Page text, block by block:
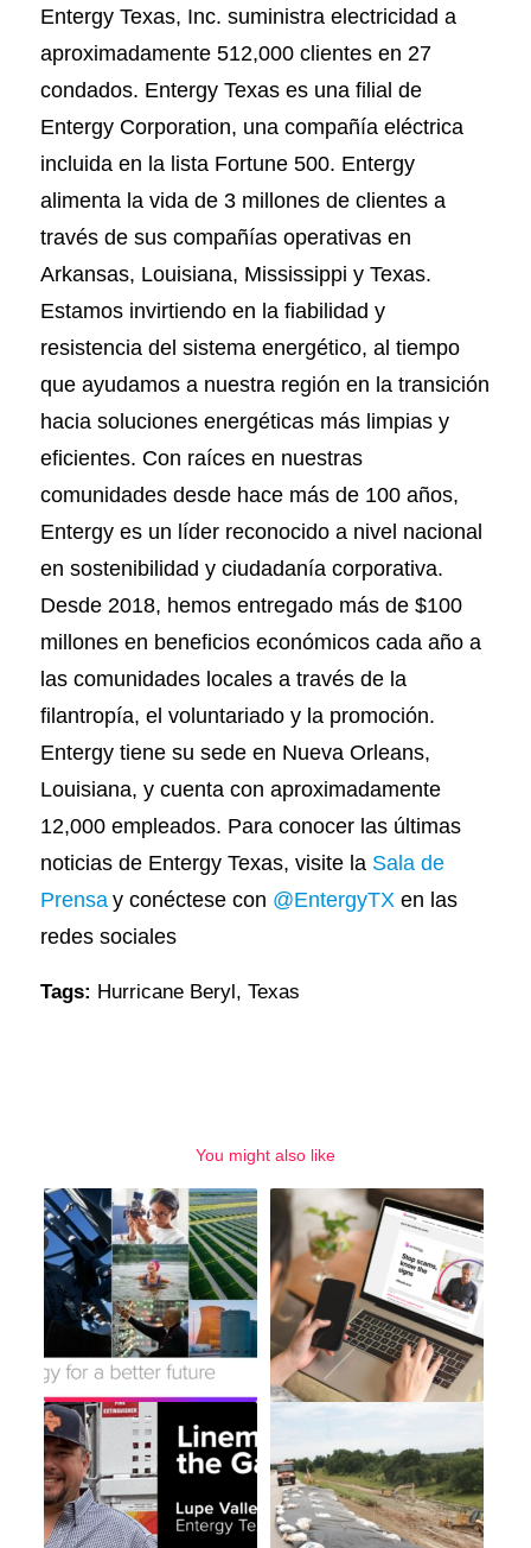
Entergy Texas, Inc. suministra electricidad a
aproximadamente 512,000 clientes en 27
condados. Entergy Texas es una filial de
Entergy Corporation, una compañía eléctrica
incluida en la lista Fortune 500. Entergy
alimenta la vida de 3 millones de clientes a
través de sus compañías operativas en
Arkansas, Louisiana, Mississippi y Texas.
Estamos invirtiendo en la fiabilidad y
resistencia del sistema energético, al tiempo
que ayudamos a nuestra región en la transición
hacia soluciones energéticas más limpias y
eficientes. Con raíces en nuestras
comunidades desde hace más de 100 años,
Entergy es un líder reconocido a nivel nacional
en sostenibilidad y ciudadanía corporativa.
Desde 2018, hemos entregado más de $100
millones en beneficios económicos cada año a
las comunidades locales a través de la
filantropía, el voluntariado y la promoción.
Entergy tiene su sede en Nueva Orleans,
Louisiana, y cuenta con aproximadamente
12,000 empleados. Para conocer las últimas
noticias de Entergy Texas, visite la Sala de
Prensay conéctese con @EntergyTXen las
redes sociales
Tags: Hurricane Beryl, Texas
You might also like